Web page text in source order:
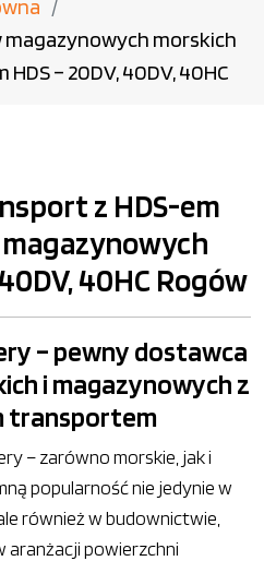
morskich
– 20DV, 40DV, 40HC
z HDS-em
40HC Rogów
– pewny dostawca
i magazynowych z
transportem
– zarówno morskie, jak i
popularność nie jedynie w
również w budownictwie,
aranżacji powierzchni